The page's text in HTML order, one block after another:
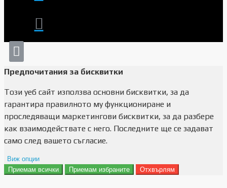
Предпочитания за бисквитки
Този уеб сайт използва основни бисквитки, за да
гарантира правилното му функциониране и
проследяващи маркетингови бисквитки, за да разбере
как взаимодействате с него. Последните ще се задават
само след вашето съгласие.
Виж опции
Препочитания за реклами
Приемам всички Приемам избраните Отхвърлям